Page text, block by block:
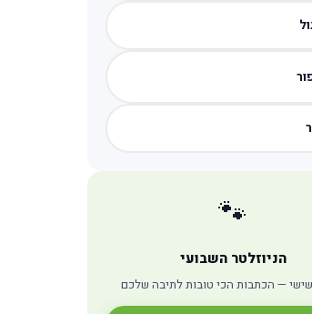
🐾
הניוזלטר השבועי
שישי — הכתבות הכי טובות לתיבה שלכם